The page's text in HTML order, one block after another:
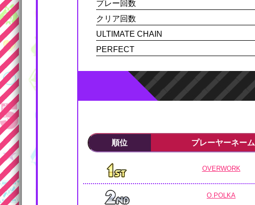
プレー回数
クリア回数
ULTIMATE CHAIN
PERFECT
順位 プレーヤーネーム
OVERWORK
O.POLKA